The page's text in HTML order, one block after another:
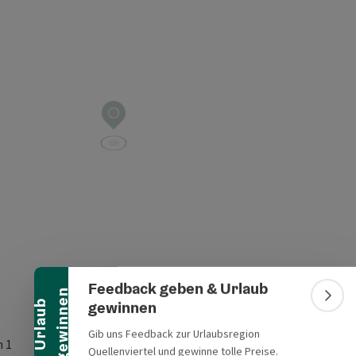
U
r
l
a
u
b
g
e
w
i
n
n
e n
Banner einklappen
Feedback geben & Urlaub
gewinnen
Gib uns Feedback zur Urlaubsregion
Quellenviertel und gewinne tolle Preise.
1